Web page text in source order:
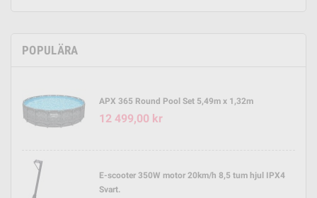
POPULÄRA
APX 365 Round Pool Set 5,49m x 1,32m
12 499,00 kr
E-scooter 350W motor 20km/h 8,5 tum hjul IPX4
Svart.